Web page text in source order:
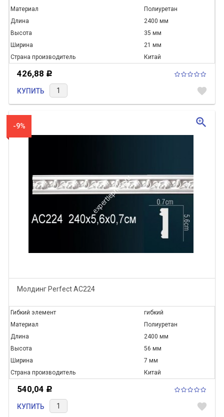
Материал
Полиуретан
Длина
2400 мм
Высота
35 мм
Ширина
21 мм
Страна производитель
Китай
426,88 Р
КУПИТЬ favorite
-9%
Молдинг Perfect AC224
Гибкий элемент
гибкий
Материал
Полиуретан
Длина
2400 мм
Высота
56 мм
Ширина
7 мм
Страна производитель
Китай
540,04 Р
КУПИТЬ favorite
zoom_in